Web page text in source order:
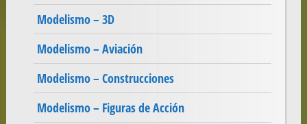
Modelismo – 3D
Modelismo – Aviación
Modelismo – Construcciones
Modelismo – Figuras de Acción